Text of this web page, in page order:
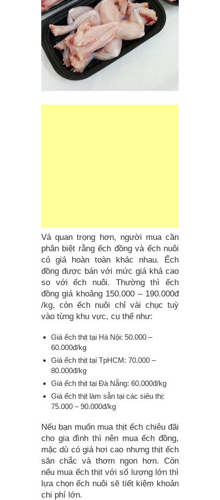
Và quan trọng hơn, người mua cần
phân biệt rằng ếch đồng và ếch nuôi
có giá hoàn toàn khác nhau. Ếch
đồng được bán với mức giá khá cao
so với ếch nuôi. Thường thì ếch
đồng giá khoảng 150.000 – 190.000đ
/kg, còn ếch nuôi chỉ vài chục tuỳ
vào từng khu vực, cụ thể như:
Giá ếch thịt tại Hà Nội: 50.000 –
60.000đ/kg
Giá ếch thịt tại TpHCM: 70.000 –
80.000đ/kg
Giá ếch thịt tại Đà Nẵng: 60.000đ/kg
Giá ếch thịt làm sẵn tại các siêu thị:
75.000 – 90.000đ/kg
Nếu bạn muốn mua thịt ếch chiêu đãi
cho gia đình thì nên mua ếch đồng,
mặc dù có giá hơi cao nhưng thịt ếch
săn chắc và thơm ngon hơn. Còn
nếu mua ếch thịt với số lượng lớn thì
lựa chọn ếch nuôi sẽ tiết kiệm khoản
chi phí lớn.